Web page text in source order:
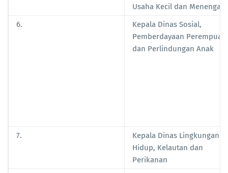
Usaha Kecil dan Menengah
6.
Kepala Dinas Sosial,
Pemberdayaan Perempuan
dan Perlindungan Anak
7.
Kepala Dinas Lingkungan
Hidup, Kelautan dan
Perikanan